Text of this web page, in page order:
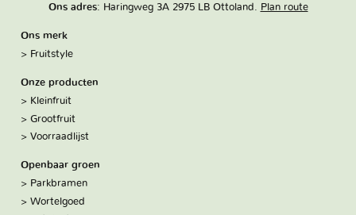
Ons adres: Haringweg 3A 2975 LB Ottoland. Plan route
Ons merk
Fruitstyle
Onze producten
Kleinfruit
Grootfruit
Voorraadlijst
Openbaar groen
Parkbramen
Wortelgoed